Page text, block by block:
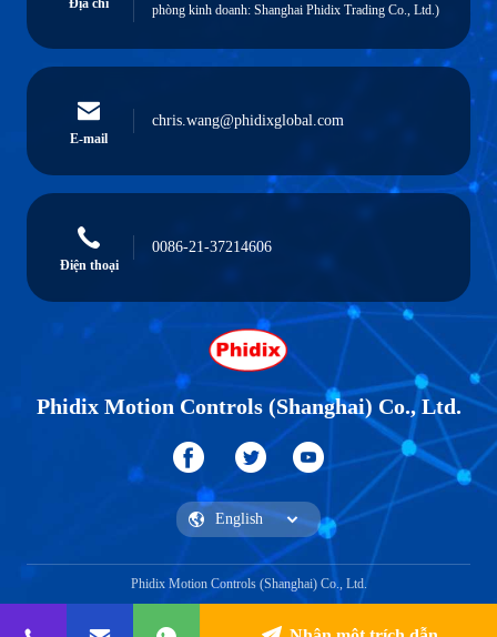
Địa chỉ
phòng kinh doanh: Shanghai Phidix Trading Co., Ltd.)
E-mail
chris.wang@phidixglobal.com
Điện thoại
0086-21-37214606
Phidix Motion Controls (Shanghai) Co., Ltd.
Phidix Motion Controls (Shanghai) Co., Ltd.